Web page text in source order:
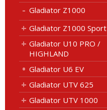
Gladiator Z1000
Gladiator Z1000 Sport
Gladiator U10 PRO /
HIGHLAND
Gladiator U6 EV
Gladiator UTV 625
Gladiator UTV 1000